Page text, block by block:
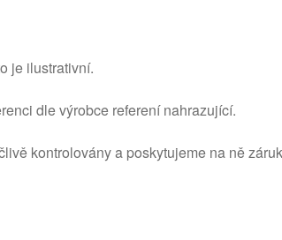
je ilustrativní.
dle výrobce referení nahrazující.
kontrolovány a poskytujeme na ně